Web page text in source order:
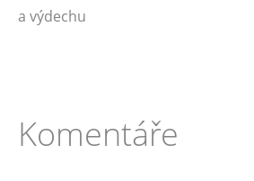
a výdechu
Komentáře